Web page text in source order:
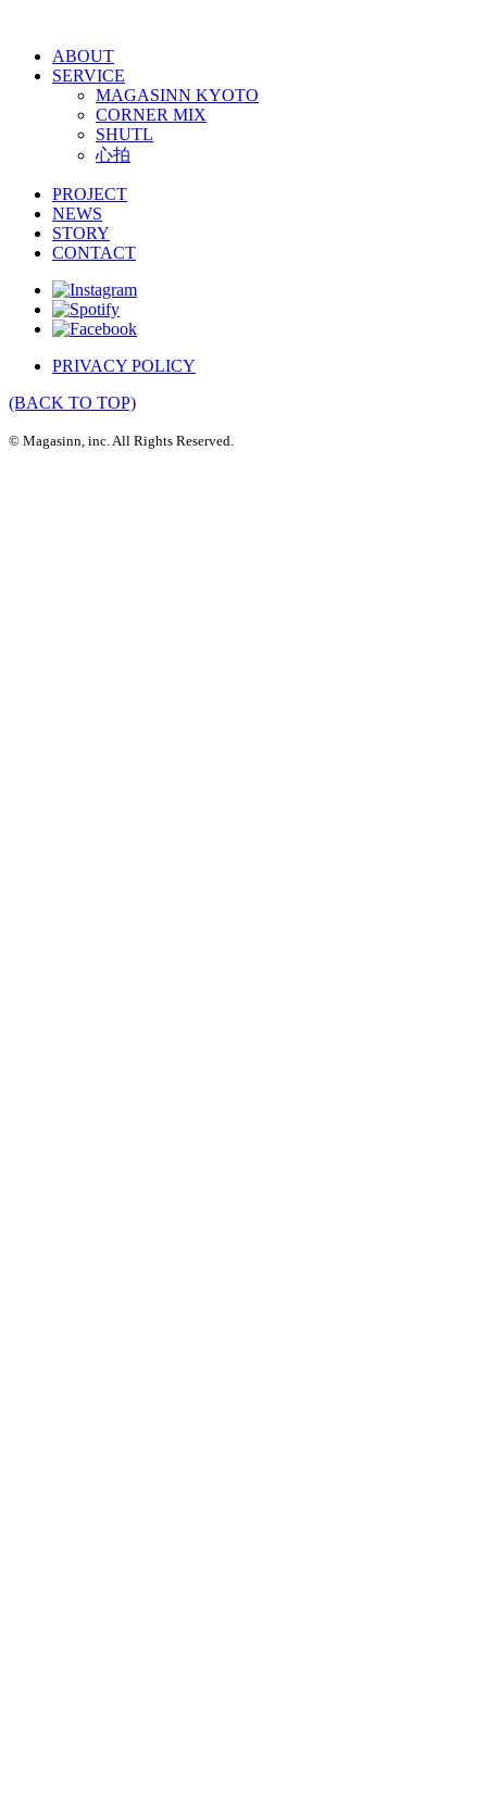
ABOUT
SERVICE
MAGASINN KYOTO
CORNER MIX
SHUTL
心拍
PROJECT
NEWS
STORY
CONTACT
PRIVACY POLICY
(BACK TO TOP)
© Magasinn, inc. All Rights Reserved.